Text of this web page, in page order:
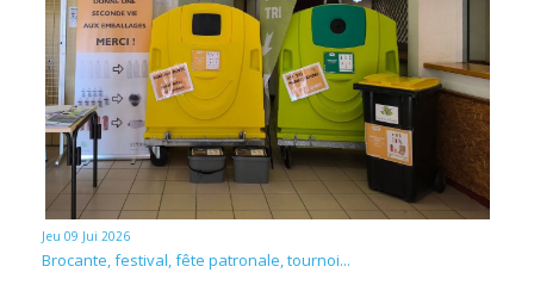
Jeu 09 Jui 2026
Brocante, festival, fête patronale, tournoi...